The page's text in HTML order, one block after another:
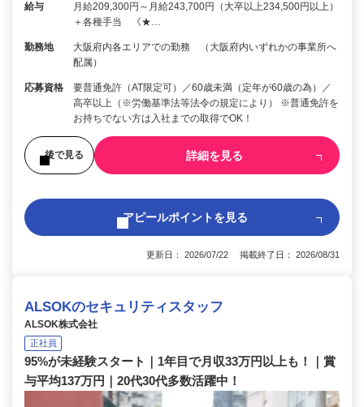
給与
月給209,300円～月給243,700円（大卒以上234,500円以上）
＋各種手当 《★…
勤務地
大阪府内各エリアでの勤務 （大阪府内いずれかの事業所へ
配属）
応募資格
要普通免許（AT限定可）／60歳未満（定年が60歳の為）／
高卒以上（※労働基準法等法令の規定により） ※普通免許を
お持ちでない方は入社までの取得でOK！
後で見る 詳細を見る
アピールポイントを見る
更新日： 2026/07/22 掲載終了日： 2026/08/31
ALSOKのセキュリティスタッフ
ALSOK株式会社
正社員
95%が未経験スタート｜1年目で月収33万円以上も！｜賞
与平均137万円｜20代30代多数活躍中！